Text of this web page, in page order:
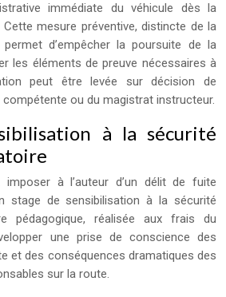
immédiate du véhicule dès la
mesure préventive, distincte de la
d’empêcher la poursuite de la
les éléments de preuve nécessaires à
peut être levée sur décision de
compétente ou du magistrat instructeur.
à la sécurité
imposer à l’auteur d’un délit de fuite
stage de sensibilisation à la sécurité
pédagogique, réalisée aux frais du
une prise de conscience des
et des conséquences dramatiques des
sur la route.